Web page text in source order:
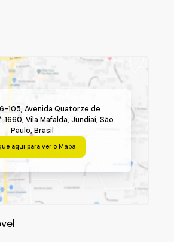
105, Avenida Quatorze de
1660,Vila Mafalda,Jundiaí,São
Paulo,Brasil
aqui para ver o Mapa